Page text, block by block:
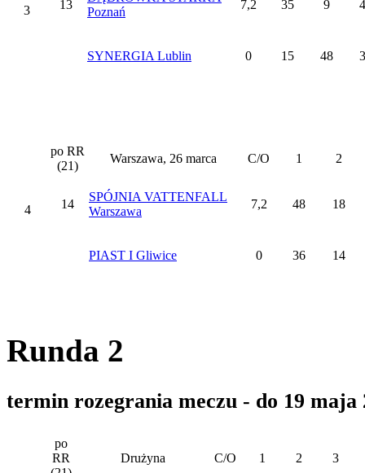
3 13
Poznań
7,2 35 9
SYNERGIA Lublin 0 15 48
4
po RR
(21)
Warszawa, 26 marca C/O 1 2
14
SPÓJNIA VATTENFALL
Warszawa
7,2 48 18
PIAST I Gliwice 0 36 14
Runda 2
termin rozegrania meczu - do 19 maja
po
RR
Drużyna C/O 1 2 3